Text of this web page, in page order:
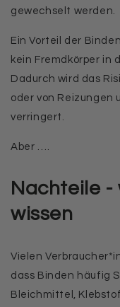
gewechselt werden.
Ein Vorteil der
kein Fremdkörper in
Dadurch wird das
oder von Reizungen
verringert.
Aber ….
Nachteile -
wissen
Vielen
dass Binden häufig
Bleichmittel,